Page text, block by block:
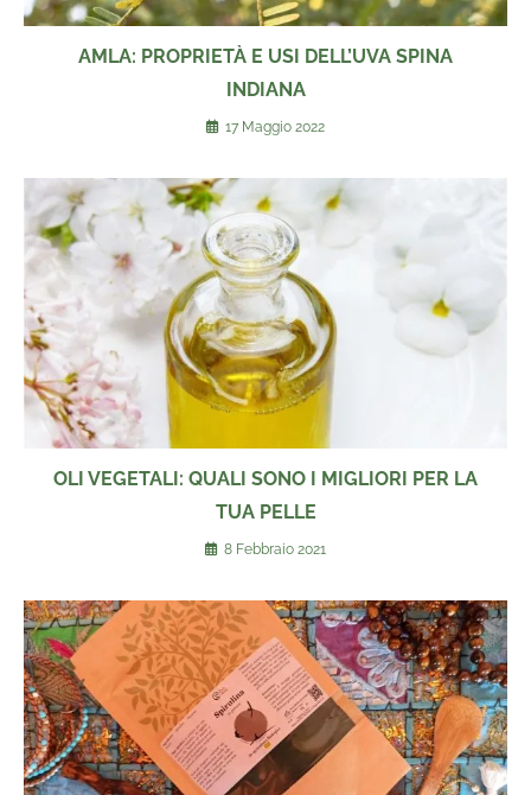
AMLA: PROPRIETÀ E USI DELL’UVA SPINA
INDIANA
17 Maggio 2022
OLI VEGETALI: QUALI SONO I MIGLIORI PER LA
TUA PELLE
8 Febbraio 2021